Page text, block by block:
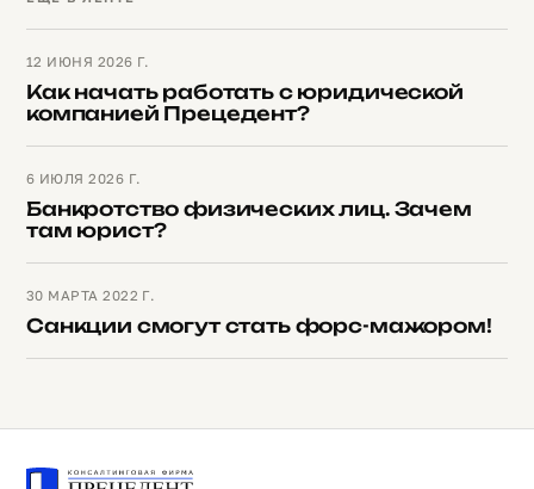
12 ИЮНЯ 2026 Г.
Как начать работать с юридической
компанией Прецедент?
6 ИЮЛЯ 2026 Г.
Банкротство физических лиц. Зачем
там юрист?
30 МАРТА 2022 Г.
Санкции смогут стать форс-мажором!